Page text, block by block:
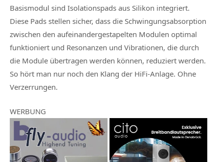
Basismodul sind Isolationspads aus Silikon integriert.
Diese Pads stellen sicher, dass die Schwingungsabsorption
zwischen den aufeinandergestapelten Modulen optimal
funktioniert und Resonanzen und Vibrationen, die durch
die Module übertragen werden können, reduziert werden.
So hört man nur noch den Klang der HiFi-Anlage. Ohne
Verzerrungen.
WERBUNG